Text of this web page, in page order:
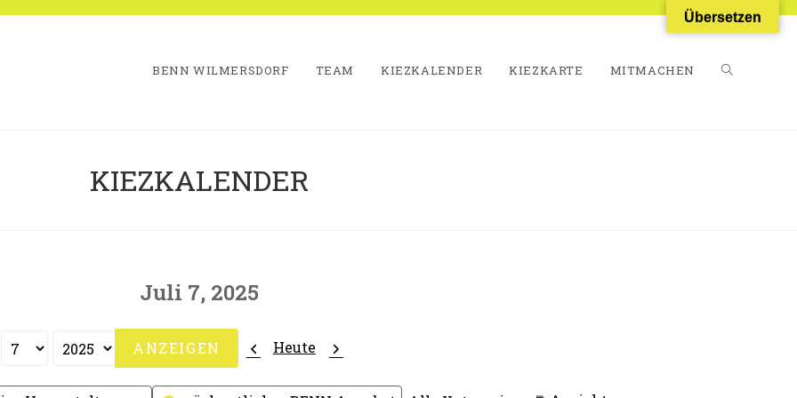
BENN WILMERSDORF TEAM KIEZKALENDER KIEZKARTE MITMACHEN WEBSITE-
KIEZKALENDER
Juli 7, 2025
Zurück
Heute Weiter
Übersetzen